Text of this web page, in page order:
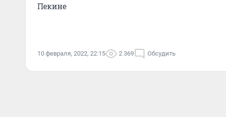
Пекине
10 февраля, 2022, 22:15 2 369 Обсудить